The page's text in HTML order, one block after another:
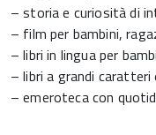
– storia e curiosità di
– film per bambini,
– libri in lingua per
– libri a grandi caratteri
– emeroteca con